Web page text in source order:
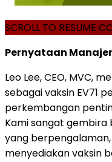
SCROLL TO RESUME
Pernyataan
Leo Lee, CEO, MVC,
sebagai vaksin EV71
perkembangan
Kami sangat
yang
menyediakan vaksin